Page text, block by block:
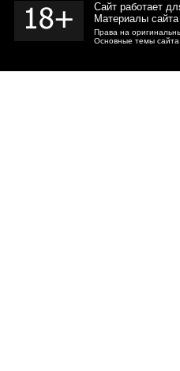
Сайт работает
Материалы
Права на
Основные темы сайта